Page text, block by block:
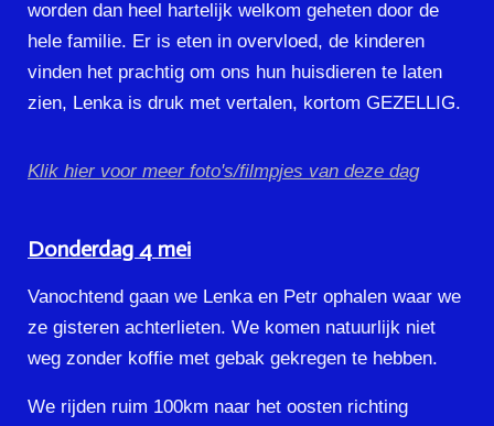
worden dan heel hartelijk welkom geheten door de
hele familie. Er is eten in overvloed, de kinderen
vinden het prachtig om ons hun huisdieren te laten
zien, Lenka is druk met vertalen, kortom GEZELLIG.
Klik hier voor meer foto's/filmpjes van deze dag
Donderdag 4 mei
Vanochtend gaan we Lenka en Petr ophalen waar we
ze gisteren achterlieten. We komen natuurlijk niet
weg zonder koffie met gebak gekregen te hebben.
We rijden ruim 100km naar het oosten richting